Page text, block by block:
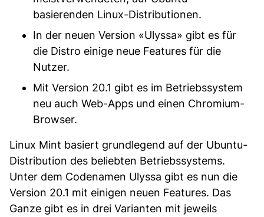
basierenden Linux-Distributionen.
In der neuen Version «Ulyssa» gibt es für
die Distro einige neue Features für die
Nutzer.
Mit Version 20.1 gibt es im Betriebssystem
neu auch Web-Apps und einen Chromium-
Browser.
Linux Mint basiert grundlegend auf der Ubuntu-
Distribution des beliebten Betriebssystems.
Unter dem Codenamen Ulyssa gibt es nun die
Version 20.1 mit einigen neuen Features. Das
Ganze gibt es in drei Varianten mit jeweils